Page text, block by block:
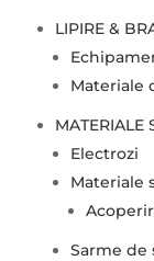
LIPIRE &
Materiale
MATERIALE
Electrozi
Materiale
Sarme de